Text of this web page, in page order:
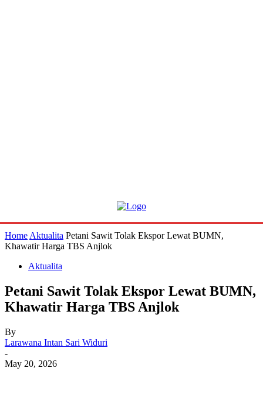
Home Aktualita Petani Sawit Tolak Ekspor Lewat BUMN,
Khawatir Harga TBS Anjlok
Aktualita
Petani Sawit Tolak Ekspor Lewat BUMN,
Khawatir Harga TBS Anjlok
By
Larawana Intan Sari Widuri
-
May 20, 2026